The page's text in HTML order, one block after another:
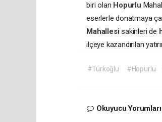
biri olan Hopurlu
eserlerle donatmaya
Mahallesisakinleri de
ilçeye kazandırılan
#Türkoğlu #Hopurlu
Okuyucu Yorumları